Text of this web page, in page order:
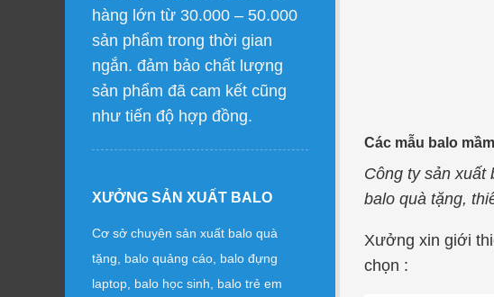
hàng lớn từ 30.000 – 50.000
sản phẩm trong thời gian
ngắn. đảm bảo chất lượng
sản phẩm đã cam kết cũng
như tiến độ hợp đồng.
XƯỞNG SẢN XUẤT BALO
Cơ sở chuyên sản xuất balo quà
tặng, balo quảng cáo, balo đựng
laptop, balo học sinh, balo trẻ em
Các mẫu balo
Công ty sản xuất
balo quà tặng,
Xưởng xin giới
chọn :